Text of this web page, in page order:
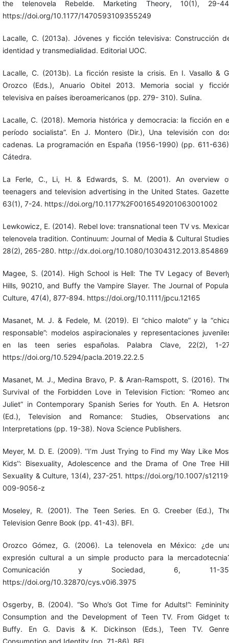
the telenovela Rebelde. Marketing Theory, 10(1), 29-
https://doi.org/10.1177/1470593109355249
Lacalle, C. (2013a). Jóvenes y ficción televisiva: Construcción
identidad y transmedialidad. Editorial UOC.
Lacalle, C. (2013b). La ficción resiste la crisis. En I. Vasallo &
Orozco (Eds.), Anuario Obitel 2013. Memoria social y
televisiva en países iberoamericanos (pp. 279- 310). Sulina.
Lacalle, C. (2018). Memoria histórica y democracia: la ficción en
período socialista”. En J. Montero (Dir.), Una televisión con
cadenas. La programación en España (1956-1990) (pp. 611-
Cátedra.
La Ferle, C., Li, H. & Edwards, S. M. (2001). An overview
teenagers and television advertising in the United States.
63(1), 7-24. https://doi.org/10.1177%2F0016549201063001002
Lewkowicz, E. (2014). Rebel love: transnational teen TV vs.
telenovela tradition. Continuum: Journal of Media & Cultural
28(2), 265-280. http://dx.doi.org/10.1080/10304312.2013.854869
Magee, S. (2014). High School is Hell: The TV Legacy of
Hills, 90210, and Buffy the Vampire Slayer. The Journal of
Culture, 47(4), 877-894. https://doi.org/10.1111/jpcu.12165
Masanet, M. J. & Fedele, M. (2019). El “chico malote” y la
responsable”: modelos aspiracionales y representaciones
en las teen series españolas. Palabra Clave, 22(2), 1-
https://doi.org/10.5294/pacla.2019.22.2.5
Masanet, M. J., Medina Bravo, P. & Aran-Ramspott, S. (2016).
Survival of the Forbidden Love in Television Fiction: “Romeo
Juliet” in Contemporary Spanish Series for Youth. En A.
(Ed.), Television and Romance: Studies, Observations
Interpretations (pp. 19-38). Nova Science Publishers.
Meyer, M. D. E. (2009). ‘‘I’m Just Trying to Find my Way Like
Kids’’: Bisexuality, Adolescence and the Drama of One Tree
Sexuality & Culture, 13(4), 237-251. https://doi.org/10.1007/
009-9056-z
Moseley, R. (2001). The Teen Series. En G. Creeber (Ed.),
Television Genre Book (pp. 41-43). BFI.
Orozco Gómez, G. (2006). La telenovela en México: ¿de
expresión cultural a un simple producto para la
Comunicación y Sociedad, 6, 11-
https://doi.org/10.32870/cys.v0i6.3975
Osgerby, B. (2004). “So Who’s Got Time for Adults!”:
Consumption and the Development of Teen TV. From Gidget
Buffy. En G. Davis & K. Dickinson (Eds.), Teen TV.